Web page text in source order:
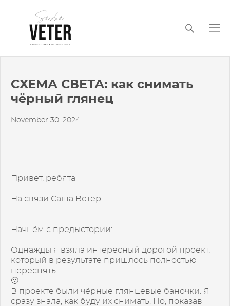
November 30, 2024
СХЕМА СВЕТА: как снимать
чёрный глянец
Привет, ребята
На связи Саша Ветер
Начнём с предыстории:
Однажды я взяла интересный дорогой проект,
который в результате пришлось полностью
переснять
🫤
В проекте были чёрные глянцевые баночки. Я
сразу знала, как буду их снимать. Но, показав